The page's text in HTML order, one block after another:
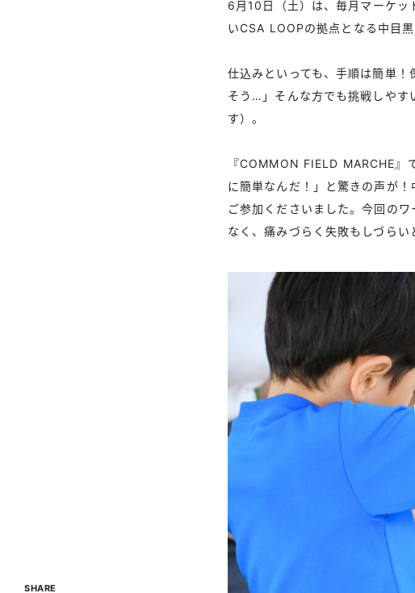
6月10日（土）は、毎月マーケ
いCSA LOOPの拠点となる中目
仕込みといっても、手順は簡単
そう…」そんな方でも挑戦しやす
す）。
『COMMON FIELD MARCHE』
に簡単なんだ！」と驚きの声が
ご参加くださいました。今回の
なく、痛みづらく失敗もしづらい
SHARE